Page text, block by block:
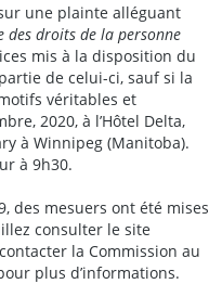
une plainte alléguant
des droits de la personne
mis à la disposition du
de celui-ci, sauf si la
véritables et
2020, à l’Hôtel Delta,
à Winnipeg (Manitoba).
à 9h30.
des mesuers ont été mises
consulter le site
la Commission au
plus d’informations.